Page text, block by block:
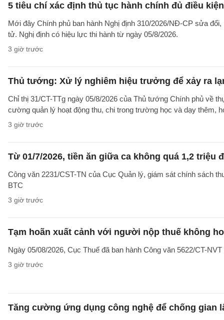
5 tiêu chí xác định thủ tục hành chính đủ điều
Mới đây Chính phủ ban hành Nghị định 310/2026/NĐ-CP sửa
tử. Nghị định có hiệu lực thi hành từ ngày 05/8/2026.
3 giờ trước
Thủ tướng: Xử lý nghiêm hiệu trưởng để xảy ra
Chỉ thị 31/CT-TTg ngày 05/8/2026 của Thủ tướng Chính phủ về
cường quản lý hoạt động thu, chi trong trường học và dạy thêm,
3 giờ trước
Từ 01/7/2026, tiền ăn giữa ca không quá 1,2 triệu
Công văn 2231/CST-TN của Cục Quản lý, giám sát chính sách
BTC
3 giờ trước
Tạm hoãn xuất cảnh với người nộp thuế không
Ngày 05/08/2026, Cục Thuế đã ban hành Công văn 5622/CT-
3 giờ trước
Tăng cường ứng dụng công nghệ để chống gian